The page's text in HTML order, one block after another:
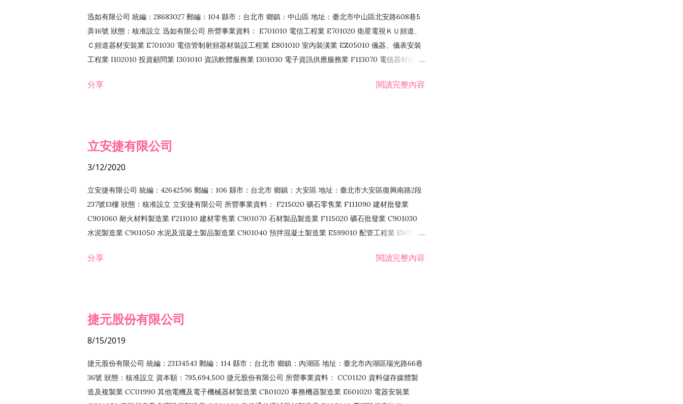
迅如有限公司 統編：28683027 郵編：104 縣市：台北市 鄉鎮：中山區 地址：臺北市中山區北安路608巷5
弄16號 狀態：核准設立 迅如有限公司 所營事業資料： E701010 電信工程業 E701020 衛星電視ＫＵ頻道、
Ｃ頻道器材安裝業 E701030 電信管制射頻器材裝設工程業 E801010 室內裝潢業 EZ05010 儀器、儀表安裝
工程業 I102010 投資顧問業 I301010 資訊軟體服務業 I301030 電子資訊供應服務業 F113070 電信器材批發
務 F102030 菸酒批發業 F203020 菸酒零售業 F401171 酒類輸入業
分享 閱讀完整內容
立安捷有限公司
3/12/2020
立安捷有限公司 統編：42642596 郵編：106 縣市：台北市 鄉鎮：大安區 地址：臺北市大安區復興南路2段
237號13樓 狀態：核准設立 立安捷有限公司 所營事業資料： F215020 礦石零售業 F111090 建材批發業
C901060 耐火材料製造業 F211010 建材零售業 C901070 石材製品製造業 F115020 礦石批發業 C901030
水泥製造業 C901050 水泥及混凝土製品製造業 C901040 預拌混凝土製造業 E599010 配管工程業 E603110
EZ99990 其他工程業 F102170 食品什貨批發業 F106020 日常用品批發業 F108031 醫療器材批發業
分享 閱讀完整內容
捷元股份有限公司
8/15/2019
捷元股份有限公司 統編：23134543 郵編：114 縣市：台北市 鄉鎮：內湖區 地址：臺北市內湖區瑞光路66巷
36號 狀態：核准設立 資本額：795,694,500 捷元股份有限公司 所營事業資料： CC01120 資料儲存媒體製
造及複製業 CC01990 其他電機及電子機械器材製造業 CB01020 事務機器製造業 E601020 電器安裝業